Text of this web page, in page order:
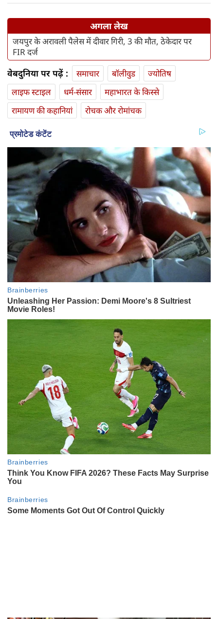
अगला लेख
जयपुर के अरावली पैलेस में दीवार गिरी, 3 की मौत, ठेकेदार पर
FIR दर्ज
वेबदुनिया पर पढ़ें : समाचार बॉलीवुड
ज्योतिष
लाइफ स्‍टाइल
धर्म-संसार
महाभारत के किस्से
रामायण की कहानियां
रोचक और रोमांचक